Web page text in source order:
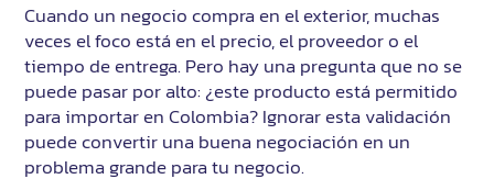
Cuando un negocio compra en el exterior, muchas
veces el foco está en el precio, el proveedor o el
tiempo de entrega. Pero hay una pregunta que no se
puede pasar por alto: ¿este producto está permitido
para importar en Colombia? Ignorar esta validación
puede convertir una buena negociación en un
problema grande para tu negocio.